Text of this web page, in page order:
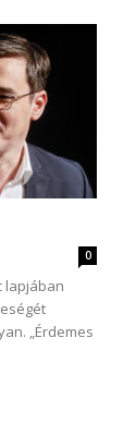
0
lapjában
„Érdemes